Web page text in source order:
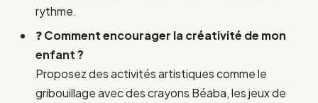
rythme.
❓Comment encourager la créativité de mon
enfant ?
Proposez des activités artistiques comme le
gribouillage avec des crayons Béaba, les jeux de